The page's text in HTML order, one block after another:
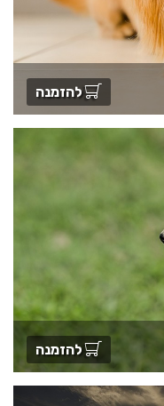
להזמנה
להזמנה